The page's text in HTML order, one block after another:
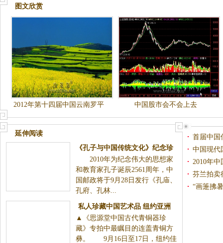
图文欣赏
2012年第十四届中国云南罗平
国际油菜花文化旅游节（转）
中国股市会不会上去
延伸阅读
《孔子与中国传统文化》纪念珍
藏册中秋面市
2010年为纪念伟大的思想家
和教育家孔子诞辰2561周年，中
国邮政将于9月28日发行《孔庙、
孔府、孔林...
私人珍藏中国艺术品 纽约亚洲
艺术周将上拍
▲《思源堂中国古代青铜器珍
藏》专拍中最瞩目的连盖青铜方
彝。 9月16日至17日，纽约佳
首届中国
中国现代
2010年
集体亮相
芬兰拍卖
“画箑拂